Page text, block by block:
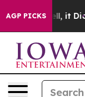
AGP PICKS
40%. Well, it Didn’t